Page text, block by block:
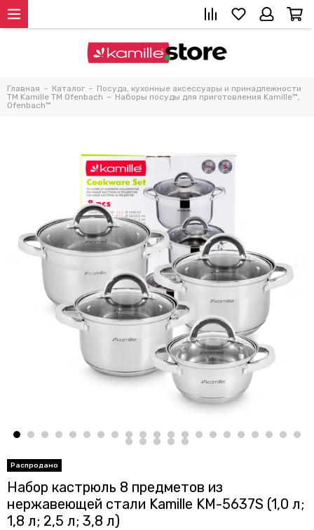
Главная Каталог
Посуда, кухонные аксессуары и принадлежности
TM Kamille TM Ofenbach
Наборы посуды для приготовления Kamille™,
Ofenbach™
Набор кастрюль 8 предметов из
нержавеющей стали Kamille KM-5637S (1,0 л;
1,8 л; 2,5 л; 3,8 л)